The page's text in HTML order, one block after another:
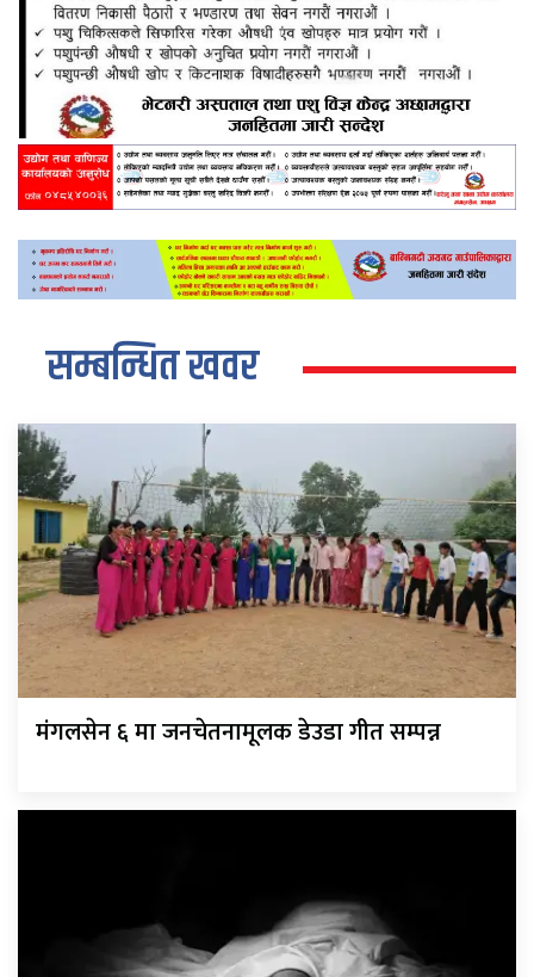
सम्बन्धित खवर
मंगलसेन ६ मा जनचेतनामूलक डेउडा गीत सम्पन्न